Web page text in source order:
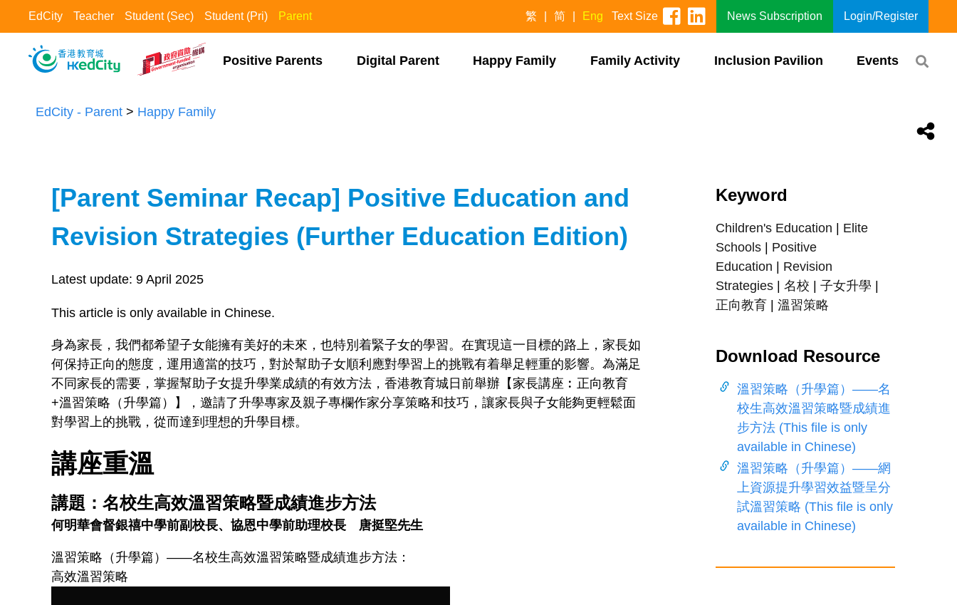
EdCity Teacher Student (Sec) Student (Pri) Parent 繁 简 Eng Text Size News Subscription Login/Register
Positive Parents​ Digital Parent​ Happy Family​ Family Activity Inclusion Pavilion Events
EdCity - Parent > Happy Family​
[Parent Seminar Recap] Positive Education and
Revision Strategies (Further Education Edition)
Latest update: 9 April 2025
This article is only available in Chinese.
身為家長，我們都希望子女能擁有美好的未來，也特別着緊子女的學習。在實現這一目標的路上，家長如
何保持正向的態度，運用適當的技巧，對於幫助子女順利應對學習上的挑戰有着舉足輕重的影響。為滿足
不同家長的需要，掌握幫助子女提升學業成績的有效方法，香港教育城日前舉辦【家長講座︰正向教育
+溫習策略（升學篇）】，邀請了升學專家及親子專欄作家分享策略和技巧，讓家長與子女能夠更輕鬆面
對學習上的挑戰，從而達到理想的升學目標。
講座重溫
講題：名校生高效溫習策略暨成績進步方法
何明華會督銀禧中學前副校長、協恩中學前助理校長 唐挺堅先生
溫習策略（升學篇）——名校生高效溫習策略暨成績進步方法：
高效溫習策略
Keyword
Children's Education
Elite
Schools
Positive
Education
Revision
Strategies
名校 子女升學
正向教育
溫習策略
Download Resource
溫習策略（升學篇）——名
校生高效溫習策略暨成績進
步方法 (This file is only
available in Chinese)
溫習策略（升學篇）——網
上資源提升學習效益暨呈分
試溫習策略 (This file is only
available in Chinese)